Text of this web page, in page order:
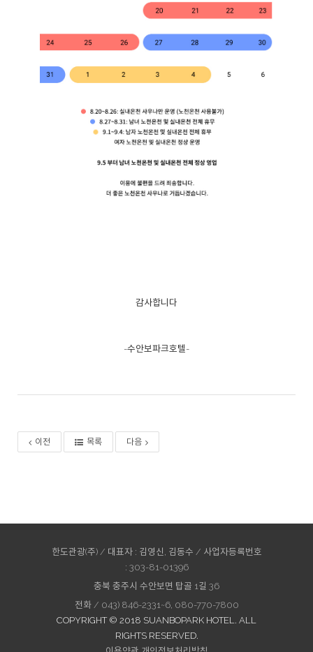
감사합니다
-수안보파크호텔-
이전 목록 다음
한도관광(주) / 대표자 : 김영신, 김동수 / 사업자등록번호
: 303-81-01396
충북 충주시 수안보면 탑골 1길 36
전화 / 043) 846-2331~6, 080-770-7800
COPYRIGHT © 2018 SUANBOPARK HOTEL. ALL
RIGHTS RESERVED.